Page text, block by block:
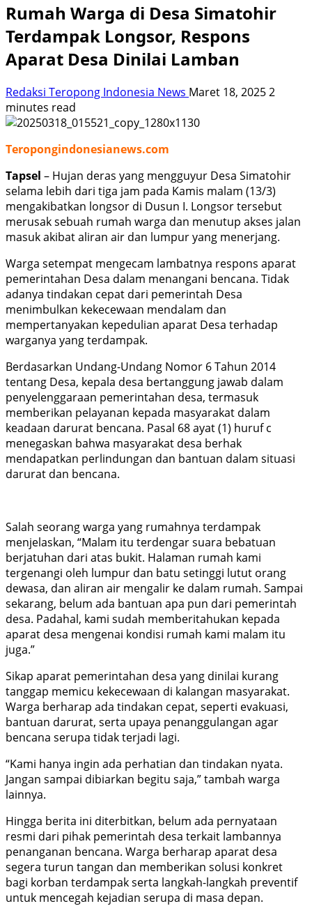
Rumah Warga di Desa Simatohir
Terdampak Longsor, Respons
Aparat Desa Dinilai Lamban
Redaksi Teropong Indonesia News Maret 18, 20252
minutes read
Teropongindonesianews.com
Tapsel – Hujan deras yang mengguyur Desa Simatohir
selama lebih dari tiga jam pada Kamis malam (13/3)
mengakibatkan longsor di Dusun I. Longsor tersebut
merusak sebuah rumah warga dan menutup akses jalan
masuk akibat aliran air dan lumpur yang menerjang.
Warga setempat mengecam lambatnya respons aparat
pemerintahan Desa dalam menangani bencana. Tidak
adanya tindakan cepat dari pemerintah Desa
menimbulkan kekecewaan mendalam dan
mempertanyakan kepedulian aparat Desa terhadap
warganya yang terdampak.
Berdasarkan Undang-Undang Nomor 6 Tahun 2014
tentang Desa, kepala desa bertanggung jawab dalam
penyelenggaraan pemerintahan desa, termasuk
memberikan pelayanan kepada masyarakat dalam
keadaan darurat bencana. Pasal 68 ayat (1) huruf c
menegaskan bahwa masyarakat desa berhak
mendapatkan perlindungan dan bantuan dalam situasi
darurat dan bencana.
Salah seorang warga yang rumahnya terdampak
menjelaskan, “Malam itu terdengar suara bebatuan
berjatuhan dari atas bukit. Halaman rumah kami
tergenangi oleh lumpur dan batu setinggi lutut orang
dewasa, dan aliran air mengalir ke dalam rumah. Sampai
sekarang, belum ada bantuan apa pun dari pemerintah
desa. Padahal, kami sudah memberitahukan kepada
aparat desa mengenai kondisi rumah kami malam itu
juga.”
Sikap aparat pemerintahan desa yang dinilai kurang
tanggap memicu kekecewaan di kalangan masyarakat.
Warga berharap ada tindakan cepat, seperti evakuasi,
bantuan darurat, serta upaya penanggulangan agar
bencana serupa tidak terjadi lagi.
“Kami hanya ingin ada perhatian dan tindakan nyata.
Jangan sampai dibiarkan begitu saja,” tambah warga
lainnya.
Hingga berita ini diterbitkan, belum ada pernyataan
resmi dari pihak pemerintah desa terkait lambannya
penanganan bencana. Warga berharap aparat desa
segera turun tangan dan memberikan solusi konkret
bagi korban terdampak serta langkah-langkah preventif
untuk mencegah kejadian serupa di masa depan.